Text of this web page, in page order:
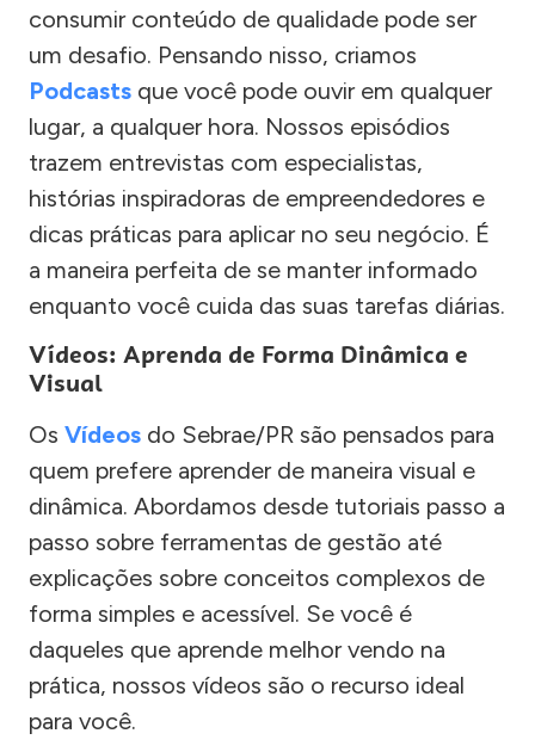
consumir conteúdo de qualidade pode ser
um desafio. Pensando nisso, criamos
Podcasts que você pode ouvir em qualquer
lugar, a qualquer hora. Nossos episódios
trazem entrevistas com especialistas,
histórias inspiradoras de empreendedores e
dicas práticas para aplicar no seu negócio. É
a maneira perfeita de se manter informado
enquanto você cuida das suas tarefas diárias.
Vídeos: Aprenda de Forma Dinâmica e
Visual
Os Vídeos do Sebrae/PR são pensados para
quem prefere aprender de maneira visual e
dinâmica. Abordamos desde tutoriais passo a
passo sobre ferramentas de gestão até
explicações sobre conceitos complexos de
forma simples e acessível. Se você é
daqueles que aprende melhor vendo na
prática, nossos vídeos são o recurso ideal
para você.